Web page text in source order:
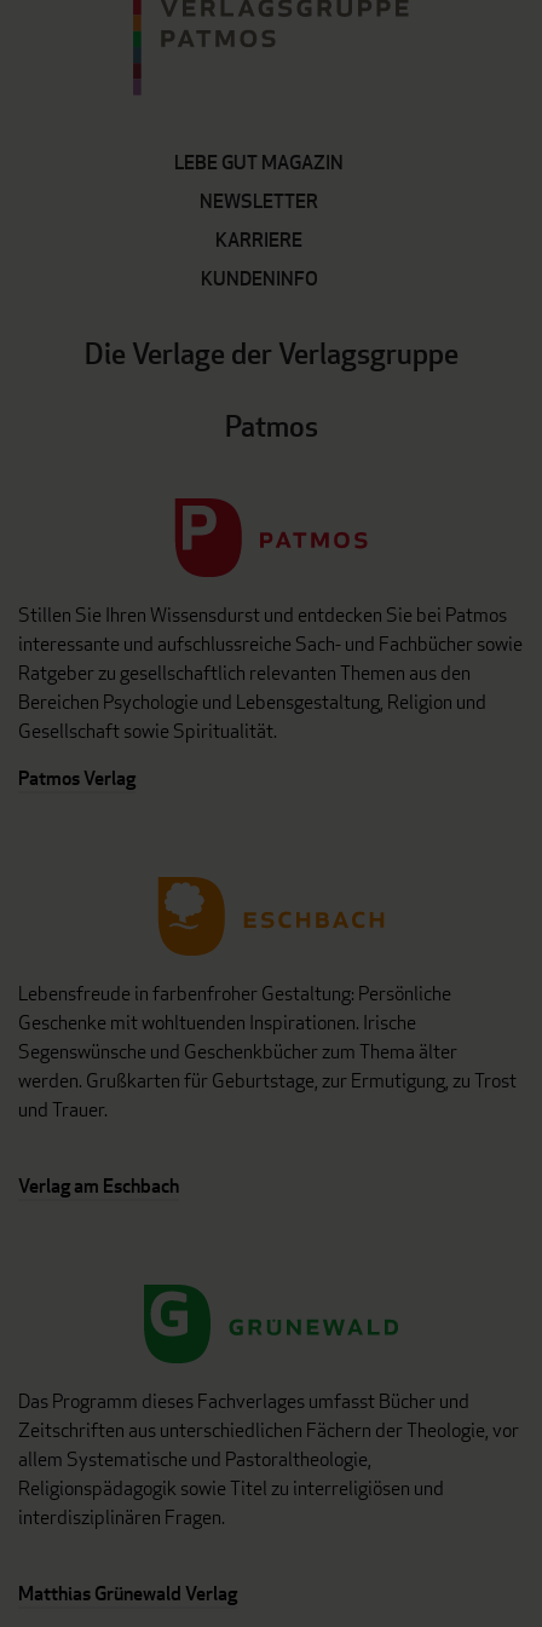
LEBE GUT MAGAZIN
NEWSLETTER
KARRIERE
KUNDENINFO
Die Verlage der Verlagsgruppe
Patmos
Stillen Sie Ihren Wissensdurst und entdecken Sie bei Patmos
interessante und aufschlussreiche Sach- und Fachbücher sowie
Ratgeber zu gesellschaftlich relevanten Themen aus den
Bereichen Psychologie und Lebensgestaltung, Religion und
Gesellschaft sowie Spiritualität.
Patmos Verlag
Lebensfreude in farbenfroher Gestaltung: Persönliche
Geschenke mit wohltuenden Inspirationen. Irische
Segenswünsche und Geschenkbücher zum Thema älter
werden. Grußkarten für Geburtstage, zur Ermutigung, zu Trost
und Trauer.
Verlag am Eschbach
Das Programm dieses Fachverlages umfasst Bücher und
Zeitschriften aus unterschiedlichen Fächern der Theologie, vor
allem Systematische und Pastoraltheologie,
Religionspädagogik sowie Titel zu interreligiösen und
interdisziplinären Fragen.
Matthias Grünewald Verlag